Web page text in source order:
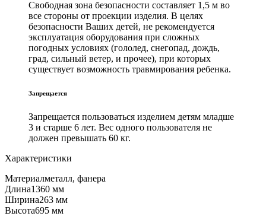
Свободная зона безопасности составляет 1,5 м во
все стороны от проекции изделия. В целях
безопасности Ваших детей, не рекомендуется
эксплуатация оборудования при сложных
погодных условиях (гололед, снегопад, дождь,
град, сильный ветер, и прочее), при которых
существует возможность травмирования ребенка.
Запрещается
Запрещается пользоваться изделием детям младше
3 и старше 6 лет. Вес одного пользователя не
должен превышать 60 кг.
Характеристики
Материалметалл, фанера
Длина1360 мм
Ширина263 мм
Высота695 мм